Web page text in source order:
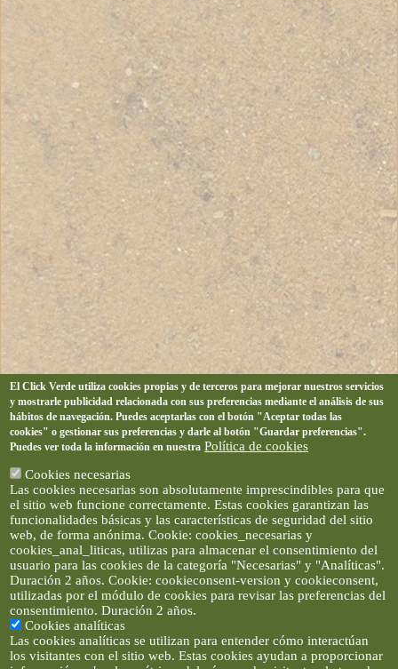
El Click Verde utiliza cookies propias y de terceros para mejorar nuestros servicios
y mostrarle publicidad relacionada con sus preferencias mediante el análisis de sus
hábitos de navegación. Puedes aceptarlas con el botón "Aceptar todas las
cookies" o gestionar sus preferencias y darle al botón "Guardar preferencias".
Puedes ver toda la información en nuestra Política de cookies
Cookies necesarias
Las cookies necesarias son absolutamente imprescindibles para que
el sitio web funcione correctamente. Estas cookies garantizan las
funcionalidades básicas y las características de seguridad del sitio
web, de forma anónima. Cookie: cookies_necesarias y
cookies_anal_liticas, utilizas para almacenar el consentimiento del
usuario para las cookies de la categoría "Necesarias" y "Analíticas".
Duración 2 años. Cookie: cookieconsent-version y cookieconsent,
utilizadas por el módulo de cookies para revisar las preferencias del
consentimiento. Duración 2 años.
Cookies analíticas
Las cookies analíticas se utilizan para entender cómo interactúan
los visitantes con el sitio web. Estas cookies ayudan a proporcionar